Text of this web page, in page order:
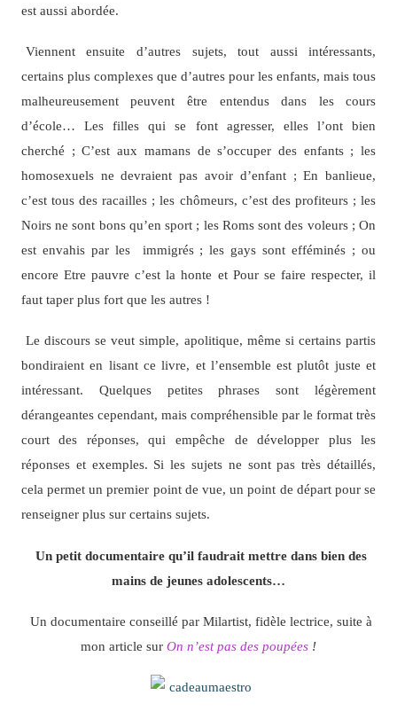
est aussi abordée.
Viennent ensuite d’autres sujets, tout aussi intéressants,
certains plus complexes que d’autres pour les enfants, mais tous
malheureusement peuvent être entendus dans les cours
d’école… Les filles qui se font agresser, elles l’ont bien
cherché ; C’est aux mamans de s’occuper des enfants ; les
homosexuels ne devraient pas avoir d’enfant ; En banlieue,
c’est tous des racailles ; les chômeurs, c’est des profiteurs ; les
Noirs ne sont bons qu’en sport ; les Roms sont des voleurs ; On
est envahis par les immigrés ; les gays sont efféminés ; ou
encore Etre pauvre c’est la honte et Pour se faire respecter, il
faut taper plus fort que les autres !
Le discours se veut simple, apolitique, même si certains partis
bondiraient en lisant ce livre, et l’ensemble est plutôt juste et
intéressant. Quelques petites phrases sont légèrement
dérangeantes cependant, mais compréhensible par le format très
court des réponses, qui empêche de développer plus les
réponses et exemples. Si les sujets ne sont pas très détaillés,
cela permet un premier point de vue, un point de départ pour se
renseigner plus sur certains sujets.
Un petit documentaire qu’il faudrait mettre dans bien des
mains de jeunes adolescents…
Un documentaire conseillé par Milartist, fidèle lectrice, suite à
mon article sur On n’est pas des poupées !